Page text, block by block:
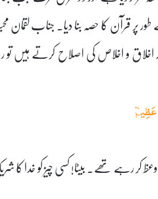
پر قرآن کا حصہ بنا دیا۔ جناب لقمان
و اخلاص کی اصلاح کرتے ہیں
عَظِيمٞ
رہے تھے۔ بیٹا! کسی چیز کو خدا کا